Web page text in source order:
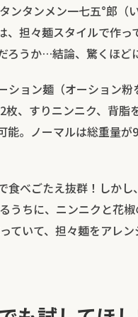
タンメン一七五°郎（
担々麺スタイルで作っ
ろうか…結論、驚くほど
ション麺（オーション粉
、すりニンニク、背脂
能。ノーマルは総重量が
食べごたえ抜群！しかし
うちに、ニンニクと花
ていて、担々麺をアレ